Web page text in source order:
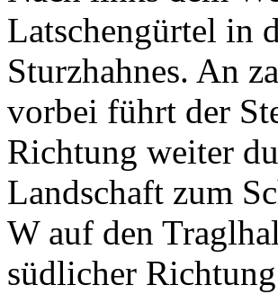
Latschengürtel in
Sturzhahnes. An
vorbei führt der
Richtung weiter
Landschaft zum
W auf den
südlicher